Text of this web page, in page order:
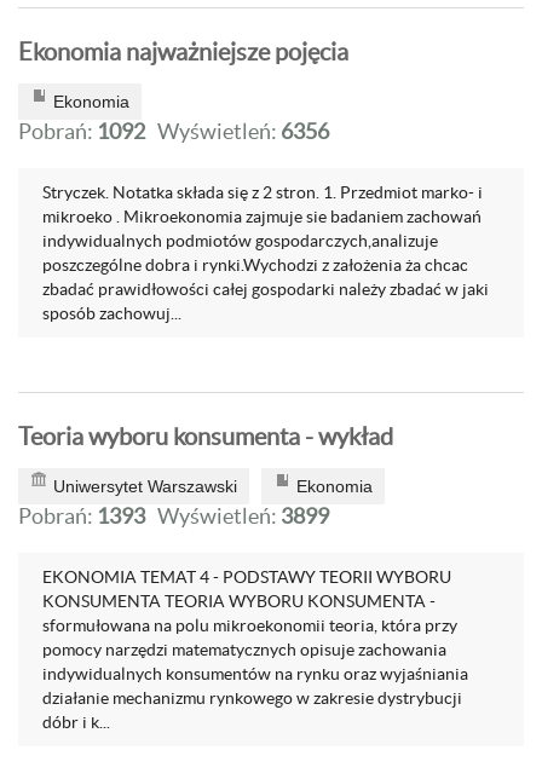
Ekonomia najważniejsze pojęcia
Ekonomia
Pobrań: 1092 Wyświetleń: 6356
Stryczek. Notatka składa się z 2 stron. 1. Przedmiot marko- i
mikroeko . Mikroekonomia zajmuje sie badaniem zachowań
indywidualnych podmiotów gospodarczych,analizuje
poszczególne dobra i rynki.Wychodzi z założenia ża chcac
zbadać prawidłowości całej gospodarki należy zbadać w jaki
sposób zachowuj...
Teoria wyboru konsumenta - wykład
Uniwersytet Warszawski Ekonomia
Pobrań: 1393 Wyświetleń: 3899
EKONOMIA TEMAT 4 - PODSTAWY TEORII WYBORU
KONSUMENTA TEORIA WYBORU KONSUMENTA -
sformułowana na polu mikroekonomii teoria, która przy
pomocy narzędzi matematycznych opisuje zachowania
indywidualnych konsumentów na rynku oraz wyjaśniania
działanie mechanizmu rynkowego w zakresie dystrybucji
dóbr i k...